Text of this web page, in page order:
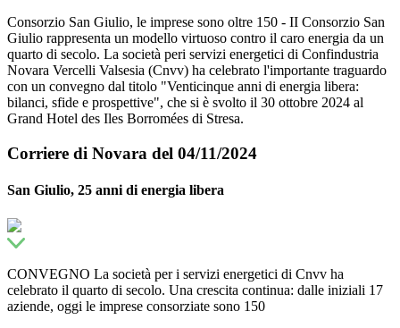
Consorzio San Giulio, le imprese sono oltre 150 - II Consorzio San
Giulio rappresenta un modello virtuoso contro il caro energia da un
quarto di secolo. La società peri servizi energetici di Confindustria
Novara Vercelli Valsesia (Cnvv) ha celebrato l'importante traguardo
con un convegno dal titolo "Venticinque anni di energia libera:
bilanci, sfide e prospettive", che si è svolto il 30 ottobre 2024 al
Grand Hotel des Iles Borromées di Stresa.
Corriere di Novara del 04/11/2024
San Giulio, 25 anni di energia libera
CONVEGNO La società per i servizi energetici di Cnvv ha
celebrato il quarto di secolo. Una crescita continua: dalle iniziali 17
aziende, oggi le imprese consorziate sono 150